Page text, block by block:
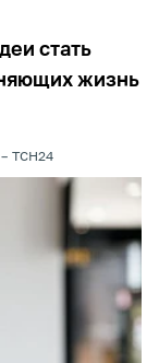
стать
жизнь
ТСН24